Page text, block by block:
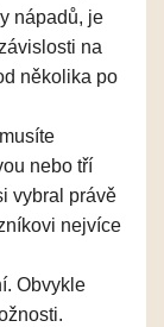
nápadů, je
na
několika po
nebo tří
vybral právě
nejvíce
. Obvykle